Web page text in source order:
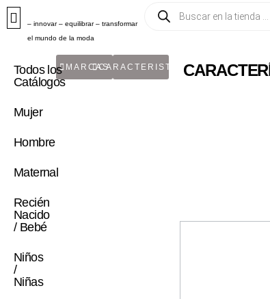
– innovar – equilibrar – transformar
el mundo de la moda
Todos los
Catálogos
Mujer
Hombre
Maternal
Recién
Nacido
/ Bebé
Niños
/
Niñas
MARCASCARACTERISTICA